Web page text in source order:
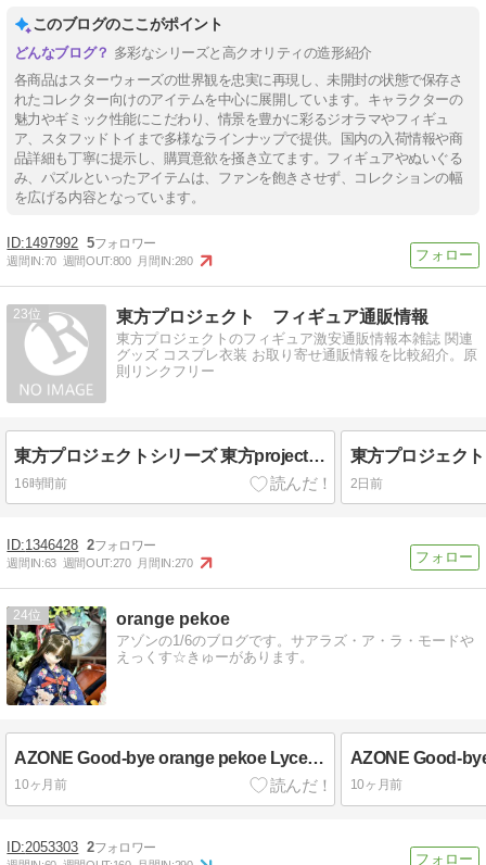
このブログのここがポイント
多彩なシリーズと高クオリティの造形紹介
各商品はスターウォーズの世界観を忠実に再現し、未開封の状態で保存さ
れたコレクター向けのアイテムを中心に展開しています。キャラクターの
魅力やギミック性能にこだわり、情景を豊かに彩るジオラマやフィギュ
ア、スタフッドトイまで多様なラインナップで提供。国内の入荷情報や商
品詳細も丁寧に提示し、購買意欲を掻き立てます。フィギュアやぬいぐる
み、パズルといったアイテムは、ファンを飽きさせず、コレクションの幅
を広げる内容となっています。
1497992 5
週間IN:70 週間OUT:800 月間IN:280
23 東方プロジェクト フィギュア通販情報
東方プロジェクトのフィギュア激安通販情報本雑誌 関連
グッズ コスプレ衣装 お取り寄せ通販情報を比較紹介。原
則リンクフリー
東方プロジェクトシリーズ 東方project「ルーミア9-2」アクリルキーホルダー -ぱいそんきっど-
16時間前 2日前
1346428 2
週間IN:63 週間OUT:270 月間IN:270
24 orange pekoe
アゾンの1/6のブログです。サアラズ・ア・ラ・モードや
えっくす☆きゅーがあります。
AZONE Good-bye orange pekoe Lycee 10
10ヶ月前 10ヶ月前
2053303 2